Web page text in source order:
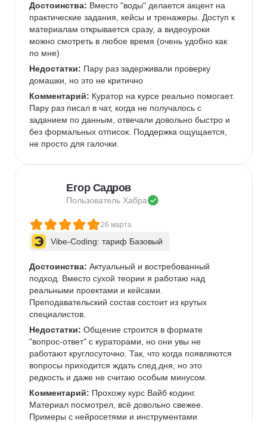
Достоинства: Вместо "воды" делается акцент на
практические задания, кейсы и тренажеры. Доступ к
материалам открывается сразу, а видеоуроки
можно смотреть в любое время (очень удобно как
по мне)
Недостатки: Пару раз задерживали проверку
домашки, но это не критично
Комментарий: Куратор на курсе реально помогает.
Пару раз писал в чат, когда не получалось с
заданием по данным, отвечали довольно быстро и
без формальных отписок. Поддержка ощущается,
не просто для галочки.
Егор Садров
Пользователь Хабра
26 марта
Vibe-Coding: тариф Базовый
Достоинства: Актуальный и востребованный
подход. Вместо сухой теории я работаю над
реальными проектами и кейсами.
Преподавательский состав состоит из крутых
специалистов.
Недостатки: Общение строится в формате
"вопрос-ответ" с кураторами, но они увы не
работают круглосуточно. Так, что когда появляются
вопросы приходится ждать след.дня, но это
редкость и даже не считаю особым минусом.
Комментарий: Прохожу курс Вайб кодинг.
Материал посмотрел, всё довольно свежее.
Примеры с нейросетями и инструментами